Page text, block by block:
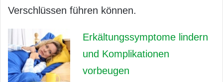
Verschlüssen führen können.
Erkältungssymptome lindern
und Komplikationen
vorbeugen